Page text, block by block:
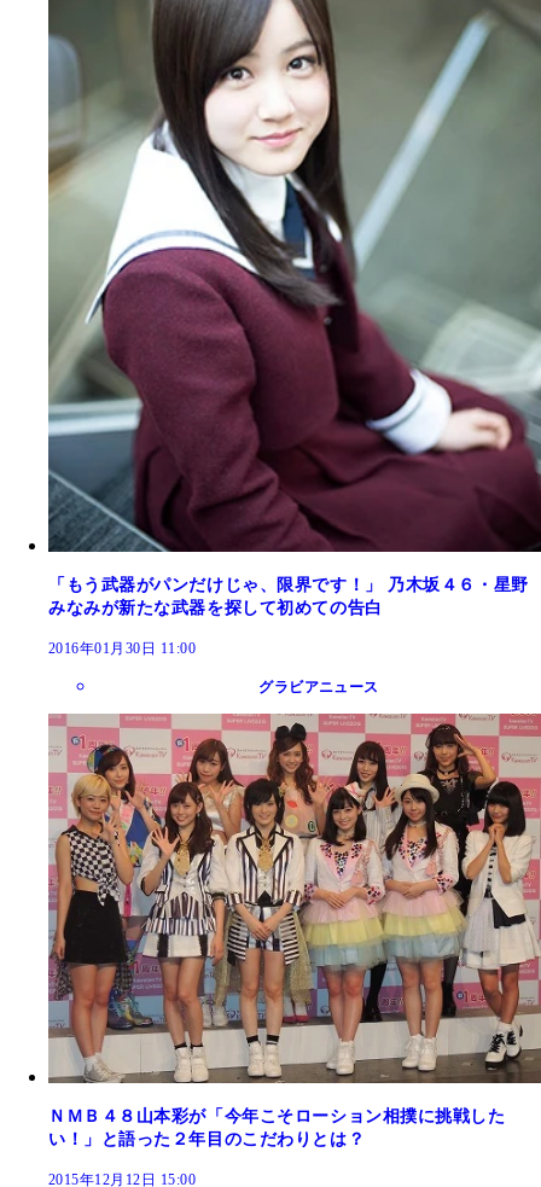
「もう武器がパンだけじゃ、限界です！」 乃木坂４６・星野
みなみが新たな武器を探して初めての告白
2016年01月30日 11:00
グラビアニュース
ＮＭＢ４８山本彩が「今年こそローション相撲に挑戦した
い！」と語った２年目のこだわりとは？
2015年12月12日 15:00